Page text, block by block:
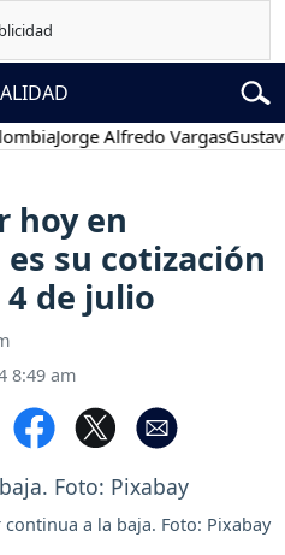
Jorge Alfredo VargasGustavo
hoy en
su cotización
4 de julio
8:49 am
continua a la baja. Foto: Pixabay